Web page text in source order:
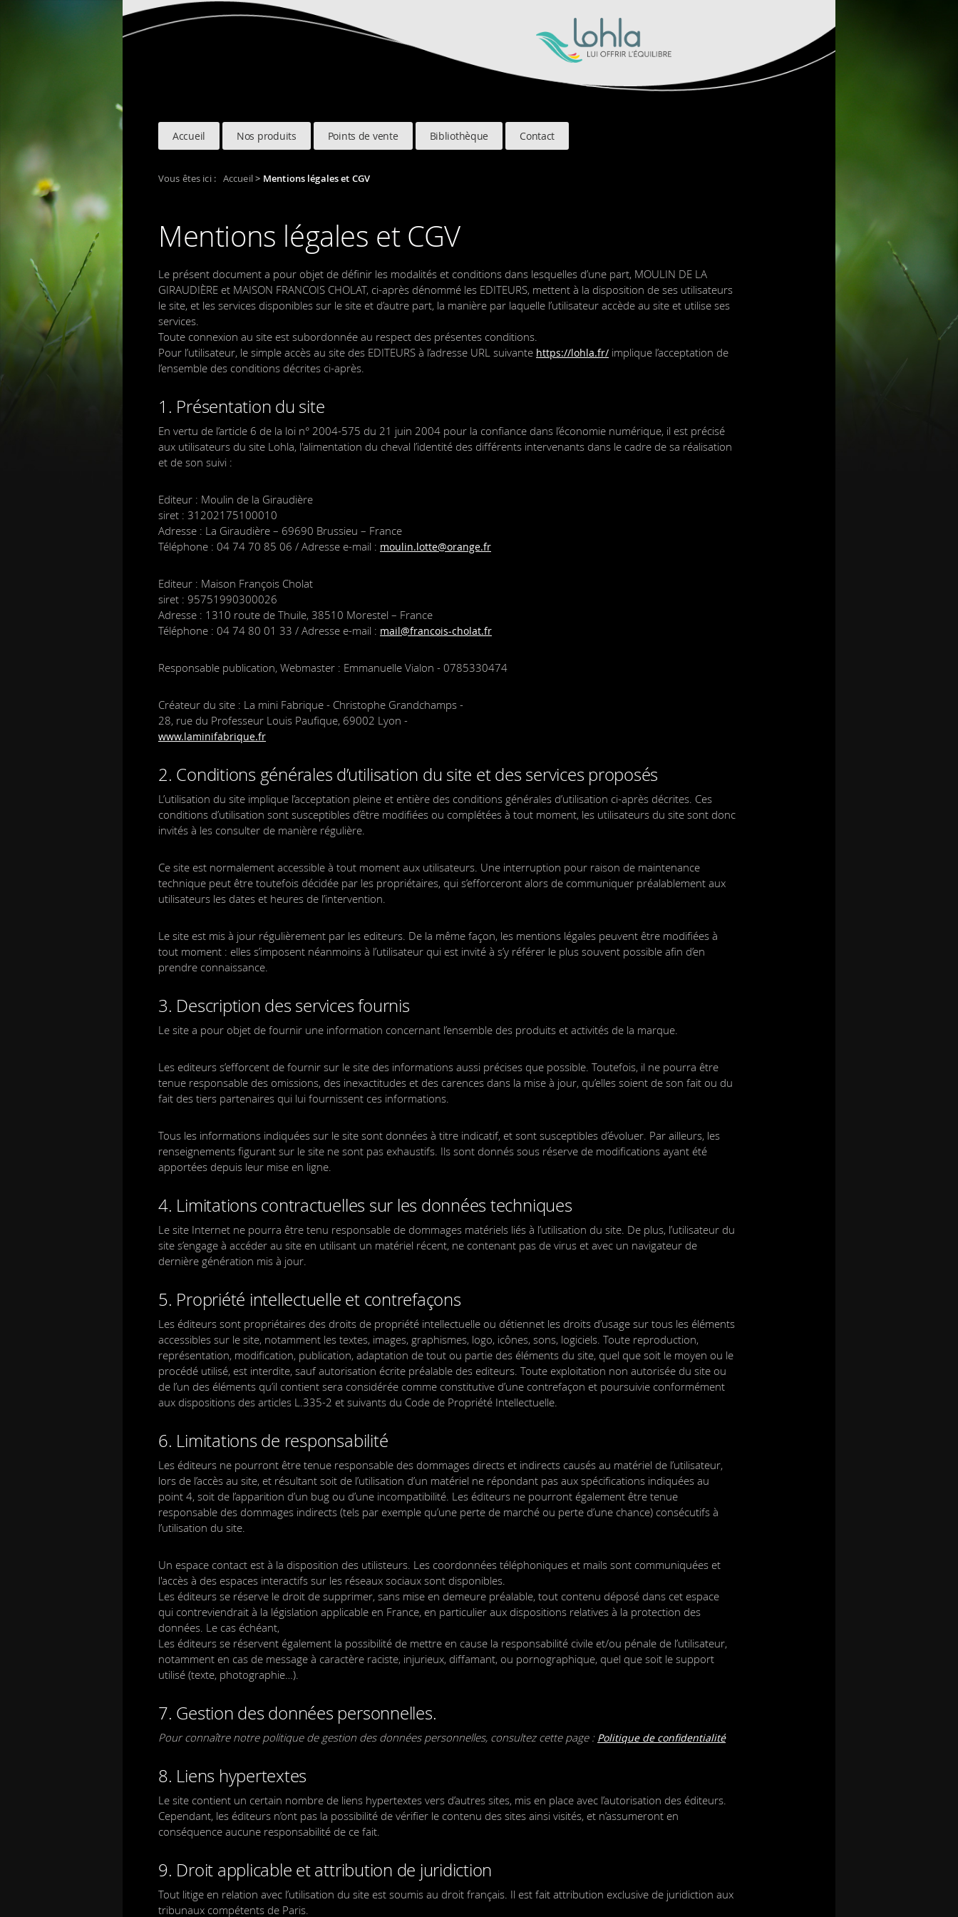
Accueil Nos produits Points de vente Bibliothèque Contact
Vous êtes ici : Accueil> Mentions légales et CGV
Mentions légales et CGV
Le présent document a pour objet de définir les modalités et conditions dans lesquelles d’une part, MOULIN DE LA
GIRAUDIÈRE et MAISON FRANCOIS CHOLAT, ci-après dénommé les EDITEURS, mettent à la disposition de ses utilisateurs
le site, et les services disponibles sur le site et d’autre part, la manière par laquelle l’utilisateur accède au site et utilise ses
services.
Toute connexion au site est subordonnée au respect des présentes conditions.
Pour l’utilisateur, le simple accès au site des EDITEURS à l’adresse URL suivante https://lohla.fr/ implique l’acceptation de
l’ensemble des conditions décrites ci-après.
1. Présentation du site
En vertu de l’article 6 de la loi n° 2004-575 du 21 juin 2004 pour la confiance dans l’économie numérique, il est précisé
aux utilisateurs du site Lohla, l'alimentation du cheval l’identité des différents intervenants dans le cadre de sa réalisation
et de son suivi :
Editeur : Moulin de la Giraudière
siret : 31202175100010
Adresse : La Giraudière – 69690 Brussieu – France
Téléphone : 04 74 70 85 06 / Adresse e-mail : moulin.lotte@orange.fr
Editeur : Maison François Cholat
siret : 95751990300026
Adresse : 1310 route de Thuile, 38510 Morestel – France
Téléphone : 04 74 80 01 33 / Adresse e-mail : mail@francois-cholat.fr
Responsable publication, Webmaster : Emmanuelle Vialon - 0785330474
Créateur du site : La mini Fabrique - Christophe Grandchamps -
28, rue du Professeur Louis Paufique, 69002 Lyon -
www.laminifabrique.fr
2. Conditions générales d’utilisation du site et des services proposés
L’utilisation du site implique l’acceptation pleine et entière des conditions générales d’utilisation ci-après décrites. Ces
conditions d’utilisation sont susceptibles d’être modifiées ou complétées à tout moment, les utilisateurs du site sont donc
invités à les consulter de manière régulière.
Ce site est normalement accessible à tout moment aux utilisateurs. Une interruption pour raison de maintenance
technique peut être toutefois décidée par les propriétaires, qui s’efforceront alors de communiquer préalablement aux
utilisateurs les dates et heures de l’intervention.
Le site est mis à jour régulièrement par les editeurs. De la même façon, les mentions légales peuvent être modifiées à
tout moment : elles s’imposent néanmoins à l’utilisateur qui est invité à s’y référer le plus souvent possible afin d’en
prendre connaissance.
3. Description des services fournis
Le site a pour objet de fournir une information concernant l’ensemble des produits et activités de la marque.
Les editeurs s’efforcent de fournir sur le site des informations aussi précises que possible. Toutefois, il ne pourra être
tenue responsable des omissions, des inexactitudes et des carences dans la mise à jour, qu’elles soient de son fait ou du
fait des tiers partenaires qui lui fournissent ces informations.
Tous les informations indiquées sur le site sont données à titre indicatif, et sont susceptibles d’évoluer. Par ailleurs, les
renseignements figurant sur le site ne sont pas exhaustifs. Ils sont donnés sous réserve de modifications ayant été
apportées depuis leur mise en ligne.
4. Limitations contractuelles sur les données techniques
Le site Internet ne pourra être tenu responsable de dommages matériels liés à l’utilisation du site. De plus, l’utilisateur du
site s’engage à accéder au site en utilisant un matériel récent, ne contenant pas de virus et avec un navigateur de
dernière génération mis à jour.
5. Propriété intellectuelle et contrefaçons
Les éditeurs sont propriétaires des droits de propriété intellectuelle ou détiennet les droits d’usage sur tous les éléments
accessibles sur le site, notamment les textes, images, graphismes, logo, icônes, sons, logiciels. Toute reproduction,
représentation, modification, publication, adaptation de tout ou partie des éléments du site, quel que soit le moyen ou le
procédé utilisé, est interdite, sauf autorisation écrite préalable des editeurs. Toute exploitation non autorisée du site ou
de l’un des éléments qu’il contient sera considérée comme constitutive d’une contrefaçon et poursuivie conformément
aux dispositions des articles L.335-2 et suivants du Code de Propriété Intellectuelle.
6. Limitations de responsabilité
Les éditeurs ne pourront être tenue responsable des dommages directs et indirects causés au matériel de l’utilisateur,
lors de l’accès au site, et résultant soit de l’utilisation d’un matériel ne répondant pas aux spécifications indiquées au
point 4, soit de l’apparition d’un bug ou d’une incompatibilité. Les éditeurs ne pourront également être tenue
responsable des dommages indirects (tels par exemple qu’une perte de marché ou perte d’une chance) consécutifs à
l’utilisation du site.
Un espace contact est à la disposition des utilisteurs. Les coordonnées téléphoniques et mails sont communiquées et
l'accès à des espaces interactifs sur les réseaux sociaux sont disponibles.
Les éditeurs se réserve le droit de supprimer, sans mise en demeure préalable, tout contenu déposé dans cet espace
qui contreviendrait à la législation applicable en France, en particulier aux dispositions relatives à la protection des
données. Le cas échéant,
Les éditeurs se réservent également la possibilité de mettre en cause la responsabilité civile et/ou pénale de l’utilisateur,
notamment en cas de message à caractère raciste, injurieux, diffamant, ou pornographique, quel que soit le support
utilisé (texte, photographie…).
7. Gestion des données personnelles.
Pour connaître notre politique de gestion des données personnelles, consultez cette page : Politique de confidentialité
8. Liens hypertextes
Le site contient un certain nombre de liens hypertextes vers d’autres sites, mis en place avec l’autorisation des éditeurs.
Cependant, les éditeurs n’ont pas la possibilité de vérifier le contenu des sites ainsi visités, et n’assumeront en
conséquence aucune responsabilité de ce fait.
9. Droit applicable et attribution de juridiction
Tout litige en relation avec l’utilisation du site est soumis au droit français. Il est fait attribution exclusive de juridiction aux
tribunaux compétents de Paris.